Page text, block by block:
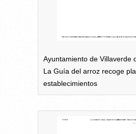
Ayuntamiento de Villaverde
La Guía del arroz recoge
establecimientos